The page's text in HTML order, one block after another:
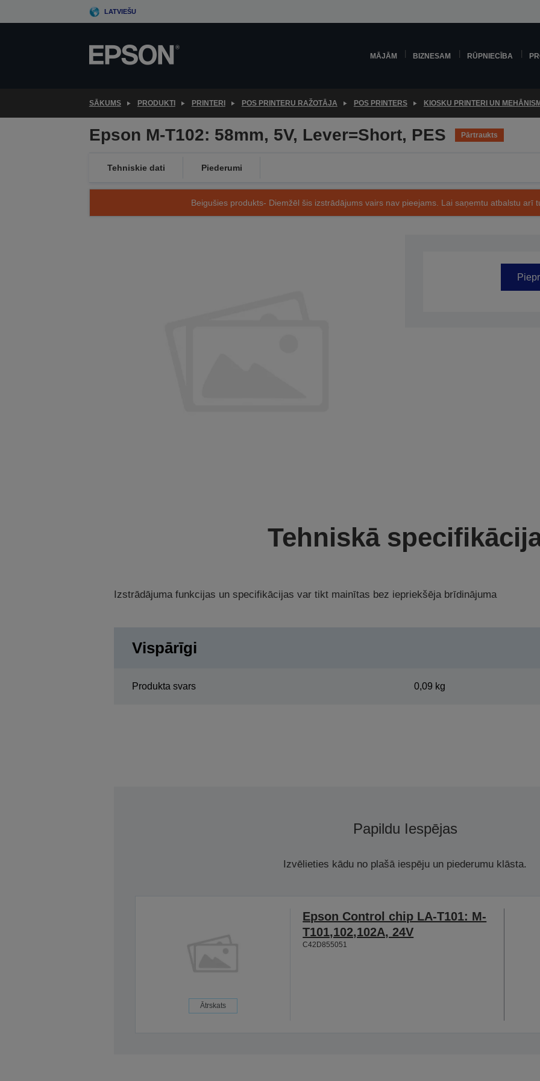
to
LATVIEŠU
MĀJĀM BIZNESAM RŪPNIECĪBA
SĀKUMS PRODUKTI PRINTERI POS PRINTERU RAŽOTĀJA POS PRINTERS KIOSKU PRINTERI UN MEHĀNISMI
Epson M-T102: 58mm, 5V, Lever=Short, PES Pārtraukts
Tehniskie dati Piederumi
Beigušies produkts- Diemžēl šis izstrādājums vairs nav pieejams. Lai saņemtu atbalstu arī
Tehniskā
Izstrādājuma funkcijas un specifikācijas var tikt mainītas bez iepriekšēja brīdinājuma
Vispārīgi
Produkta svars 0,09 kg
Papildu Iespējas
Izvēlieties kādu no plašā iespēju un piederumu klāsta.
Ātrskats
Epson Control chip LA-T101: M-
T101,102,102A, 24V
C42D855051